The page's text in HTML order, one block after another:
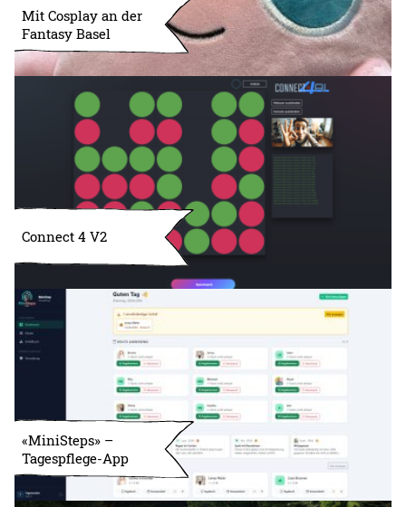
Mit Cosplay an der
Fantasy Basel
Connect 4 V2
«MiniSteps» –
Tagespflege-App